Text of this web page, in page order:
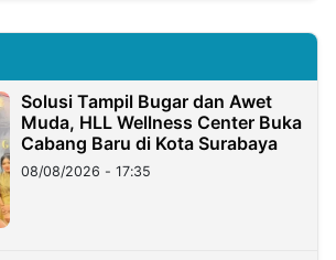
Solusi Tampil Bugar dan Awet
Muda, HLL Wellness Center Buka
Cabang Baru di Kota Surabaya
08/08/2026 - 17:35